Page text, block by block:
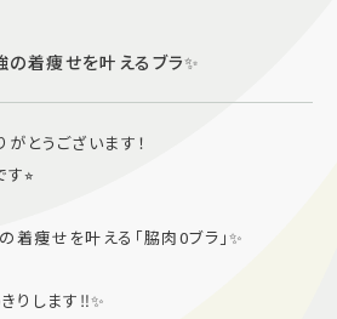
の着痩せを叶えるブラ✨
とうございます！
⭐︎
着痩せを叶える「脇肉0ブラ」✨
りします‼️✨